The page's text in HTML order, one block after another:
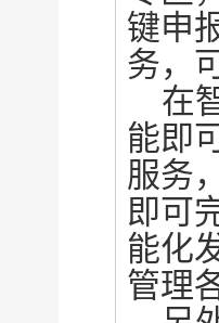
键申
务，
在
能即
服务
即可
能化
管理